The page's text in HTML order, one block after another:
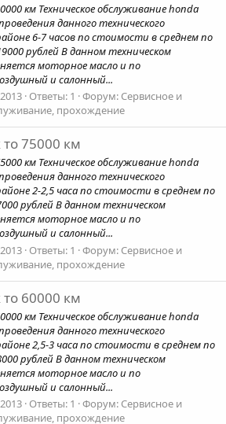
км Техническое обслуживание honda
данного технического
6-7 часов по стоимости в среднем по
рублей В данном техническом
моторное масло и по
и салонный...
Ответы: 1 Форум: Сервисное и
прохождение
75000 км
км Техническое обслуживание honda
данного технического
2-2,5 часа по стоимости в среднем по
рублей В данном техническом
моторное масло и по
и салонный...
Ответы: 1 Форум: Сервисное и
прохождение
60000 км
км Техническое обслуживание honda
данного технического
2,5-3 часа по стоимости в среднем по
рублей В данном техническом
моторное масло и по
и салонный...
Ответы: 1 Форум: Сервисное и
прохождение